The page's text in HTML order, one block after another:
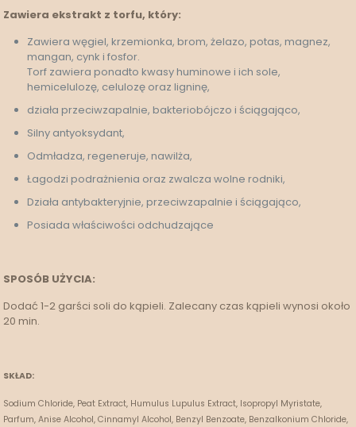
Zawiera ekstrakt z torfu, który:
Zawiera węgiel, krzemionka, brom, żelazo, potas, magnez,
mangan, cynk i fosfor.
Torf zawiera ponadto kwasy huminowe i ich sole,
hemicelulozę, celulozę oraz ligninę,
działa przeciwzapalnie, bakteriobójczo i ściągająco,
Silny antyoksydant,
Odmładza, regeneruje, nawilża,
Łagodzi podrażnienia oraz zwalcza wolne rodniki,
Działa antybakteryjnie, przeciwzapalnie i ściągająco,
Posiada właściwości odchudzające
SPOSÓB UŻYCIA:
Dodać 1-2 garści soli do kąpieli. Zalecany czas kąpieli wynosi około
20 min.
SKŁAD:
Sodium Chloride, Peat Extract, Humulus Lupulus Extract, Isopropyl Myristate,
Parfum, Anise Alcohol, Cinnamyl Alcohol, Benzyl Benzoate, Benzalkonium Chloride,